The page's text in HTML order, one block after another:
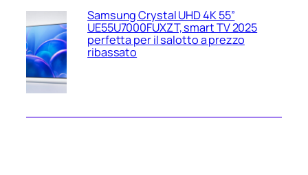
Samsung Crystal UHD 4K 55”
UE55U7000FUXZT, smart TV 2025
perfetta per il salotto a prezzo
ribassato